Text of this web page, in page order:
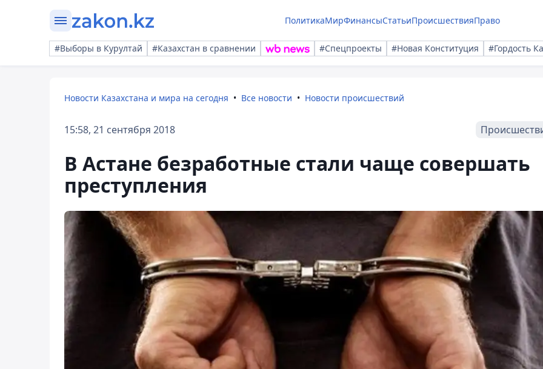
ПолитикаМирФинансыСтатьиПроисшествияПраво
#Выборы в Курултай #Казахстан в сравнении #Спецпроекты #Новая Конституция #Гордость
Новости Казахстана и мира на сегодня Все новости Новости происшествий
15:58, 21 сентября 2018
В Астане безработные стали чаще совершать
преступления